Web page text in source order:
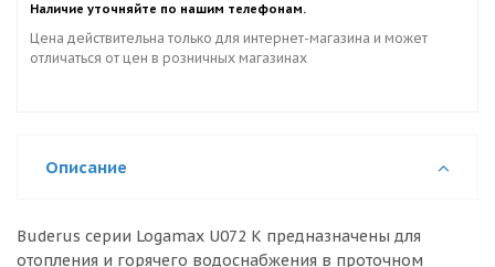
Наличие уточняйте по нашим телефонам.
Цена действительна только для интернет-магазина и может
отличаться от цен в розничных магазинах
Описание
Buderus серии Logamax U072 K предназначены для
отопления и горячего водоснабжения в проточном